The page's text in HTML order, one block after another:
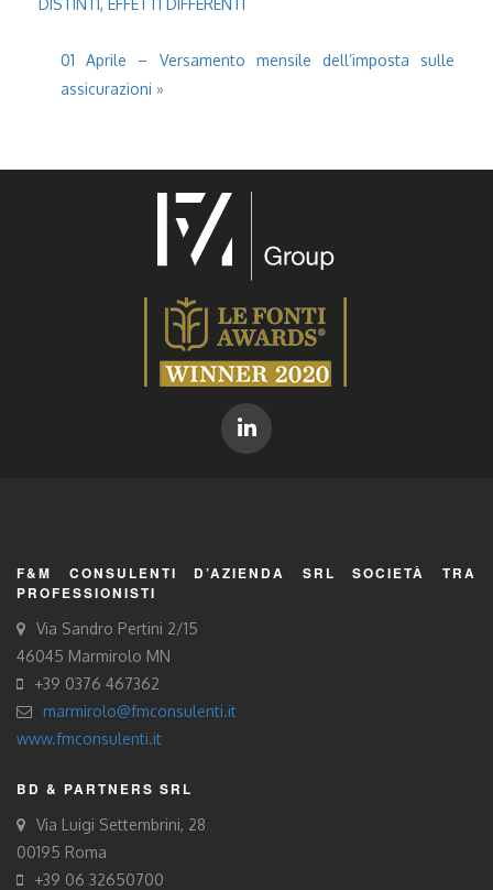
01 Aprile – Versamento mensile dell’imposta sulle
assicurazioni »
F&M CONSULENTI D’AZIENDA SRL SOCIETÀ TRA
PROFESSIONISTI
Via Sandro Pertini 2/15
46045 Marmirolo MN
+39 0376 467362
marmirolo@fmconsulenti.it
www.fmconsulenti.it
BD & PARTNERS SRL
Via Luigi Settembrini, 28
00195 Roma
+39 06 32650700